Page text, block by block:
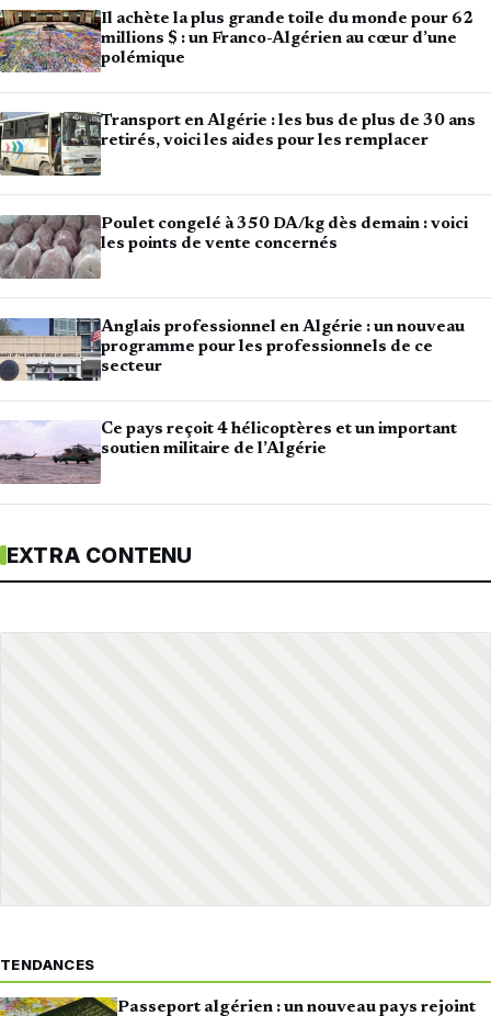
Il achète la plus grande toile du monde pour 62
millions $ : un Franco-Algérien au cœur d’une
polémique
Transport en Algérie : les bus de plus de 30 ans
retirés, voici les aides pour les remplacer
Poulet congelé à 350 DA/kg dès demain : voici
les points de vente concernés
Anglais professionnel en Algérie : un nouveau
programme pour les professionnels de ce
secteur
Ce pays reçoit 4 hélicoptères et un important
soutien militaire de l’Algérie
EXTRA CONTENU
TENDANCES
Passeport algérien : un nouveau pays rejoint